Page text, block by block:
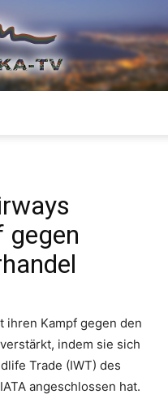
ihren Kampf gegen den
indem sie sich
Trade (IWT) des
angeschlossen hat.